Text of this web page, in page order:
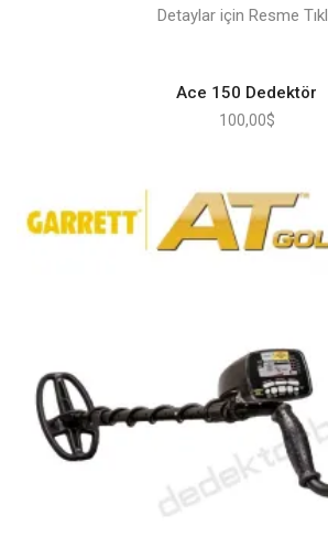
Detaylar için Resme
Ace 150 Dedektör
100,00$